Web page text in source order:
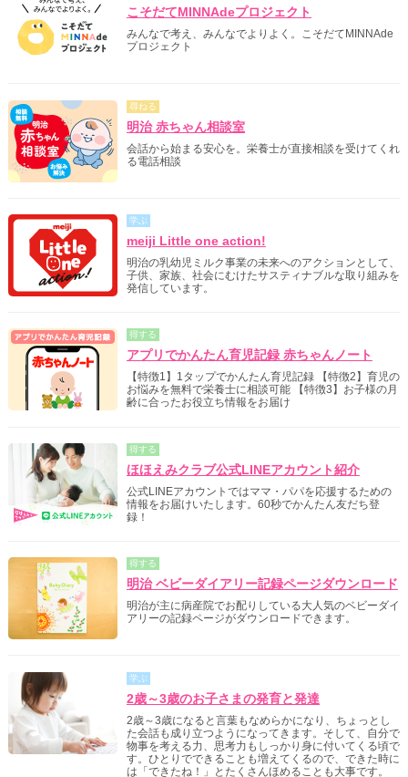
こそだてMINNAdeプロジェクト
みんなで考え、みんなでよりよく。こそだてMINNAde
プロジェクト
尋ねる
明治 赤ちゃん相談室
会話から始まる安心を。栄養士が直接相談を受けてくれ
る電話相談
学ぶ
meiji Little one action!
明治の乳幼児ミルク事業の未来へのアクションとして、
子供、家族、社会にむけたサスティナブルな取り組みを
発信しています。
得する
アプリでかんたん育児記録 赤ちゃんノート
【特徴1】1タップでかんたん育児記録 【特徴2】育児の
お悩みを無料で栄養士に相談可能 【特徴3】お子様の月
齢に合ったお役立ち情報をお届け
得する
ほほえみクラブ公式LINEアカウント紹介
公式LINEアカウントではママ・パパを応援するための
情報をお届けいたします。60秒でかんたん友だち登
録！
得する
明治 ベビーダイアリー記録ページダウンロード
明治が主に病産院でお配りしている大人気のベビーダイ
アリーの記録ページがダウンロードできます。
学ぶ
2歳～3歳のお子さまの発育と発達
2歳～3歳になると言葉もなめらかになり、ちょっとし
た会話も成り立つようになってきます。そして、自分で
物事を考える力、思考力もしっかり身に付いてくる頃で
す。ひとりでできることも増えてくるので、できた時に
は「できたね！」とたくさんほめることも大事です。